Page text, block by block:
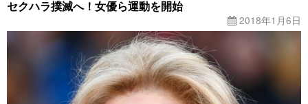
セクハラ撲滅へ！女優ら運動を開始
2018年1月6日